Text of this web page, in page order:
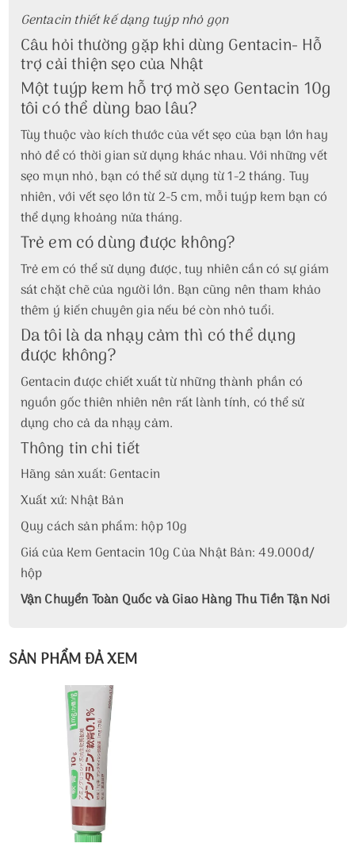
Gentacin thiết kế dạng tuýp nhỏ gọn
Câu hỏi thường gặp khi dùng Gentacin- Hỗ
trợ cải thiện sẹo của Nhật
Một tuýp kem hỗ trợ mờ sẹo Gentacin 10g
tôi có thể dùng bao lâu?
Tùy thuộc vào kích thước của vết sẹo của bạn lớn hay
nhỏ để có thời gian sử dụng khác nhau. Với những vết
sẹo mụn nhỏ, bạn có thể sử dụng từ 1-2 tháng. Tuy
nhiên, với vết sẹo lớn từ 2-5 cm, mỗi tuýp kem bạn có
thể dụng khoảng nửa tháng.
Trẻ em có dùng được không?
Trẻ em có thể sử dụng được, tuy nhiên cần có sự giám
sát chặt chẽ của người lớn. Bạn cũng nên tham khảo
thêm ý kiến chuyên gia nếu bé còn nhỏ tuổi.
Da tôi là da nhạy cảm thì có thể dụng
được không?
Gentacin được chiết xuất từ những thành phần có
nguồn gốc thiên nhiên nên rất lành tính, có thể sử
dụng cho cả da nhạy cảm.
Thông tin chi tiết
Hãng sản xuất: Gentacin
Xuất xứ: Nhật Bản
Quy cách sản phẩm: hộp 10g
Giá của Kem Gentacin 10g Của Nhật Bản: 49.000đ/
hộp
Vận Chuyển Toàn Quốc và Giao Hàng Thu Tiền Tận Nơi
SẢN PHẨM ĐẢ XEM